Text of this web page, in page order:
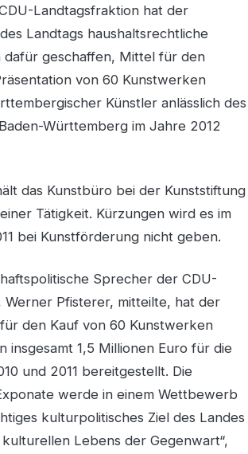
Landtagsfraktion hat der
Landtags haushaltsrechtliche
dafür geschaffen, Mittel für den
von 60 Kunstwerken
Künstler anlässlich des
Württemberg im Jahre 2012
das Kunstbüro bei der Kunststiftung
Tätigkeit. Kürzungen wird es im
bei Kunstförderung nicht geben.
Sprecher der CDU-
Werner Pfisterer, mitteilte, hat der
den Kauf von 60 Kunstwerken
insgesamt 1,5 Millionen Euro für die
und 2011 bereitgestellt. Die
werde in einem Wettbewerb
kulturpolitisches Ziel des Landes
Lebens der Gegenwart“,